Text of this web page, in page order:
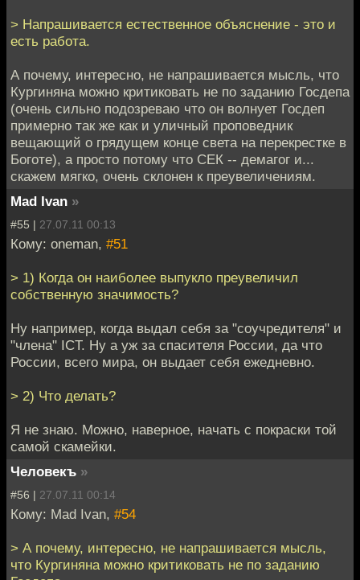
> Напрашивается естественное объяснение - это и
есть работа.
А почему, интересно, не напрашивается мысль, что
Кургиняна можно критиковать не по заданию Госдепа
(очень сильно подозреваю что он волнует Госдеп
примерно так же как и уличный проповедник
вещающий о грядущем конце света на перекрестке в
Боготе), а просто потому что СЕК -- демагог и...
скажем мягко, очень склонен к преувеличениям.
Mad Ivan »
#55 | 27.07.11 00:13
Кому: oneman, #51
> 1) Когда он наиболее выпукло преувеличил
собственную значимость?
Ну например, когда выдал себя за "соучредителя" и
"члена" ICT. Ну а уж за спасителя России, да что
России, всего мира, он выдает себя ежедневно.
> 2) Что делать?
Я не знаю. Можно, наверное, начать с покраски той
самой скамейки.
Человекъ »
#56 | 27.07.11 00:14
Кому: Mad Ivan, #54
> А почему, интересно, не напрашивается мысль,
что Кургиняна можно критиковать не по заданию